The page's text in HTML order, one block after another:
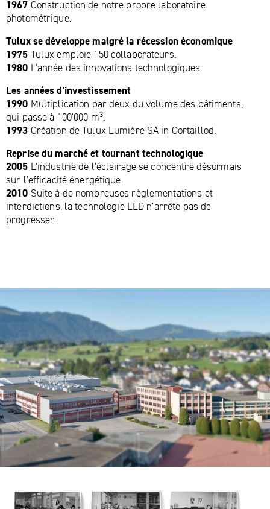
1967 Construction de notre propre laboratoire
photométrique.
Tulux se développe malgré la récession économique
1975 Tulux emploie 150 collaborateurs.
1980
L'année des innovations technologiques.
Les années d'investissement
1990 Multiplication par deux du volume des bâtiments,
qui passe à 100'000 m3.
1993 Création de Tulux Lumière SA in Cortaillod.
Reprise du marché et tournant technologique
2005
L'industrie de l'éclairage se concentre désormais
sur l'efficacité énergétique.
2010 Suite à de nombreuses règlementations et
interdictions, la technologie LED n'arrête pas de
progresser.